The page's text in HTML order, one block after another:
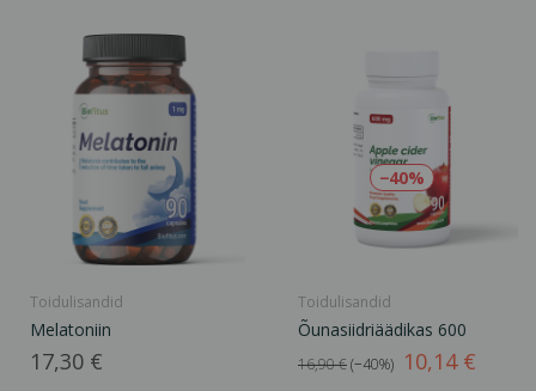
Toidulisandid
Melatoniin
Hind
17,30 €
−40%
Toidulisandid
Õunasiidriäädikas 600
Tavahind
16,90 € −40% Hind
10,14 €